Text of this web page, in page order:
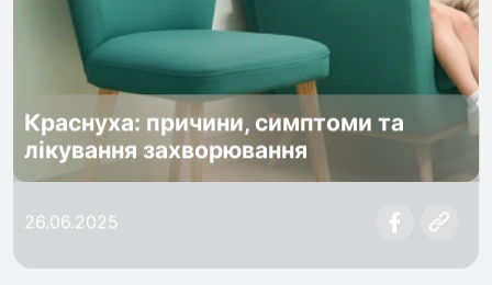
Краснуха: причини, симптоми та
лікування захворювання
26.06.2025